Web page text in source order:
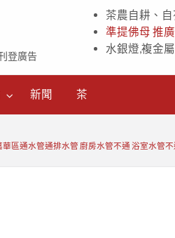
登廣告
茶農自耕、
準提佛母 推
水銀燈,複金
新聞 茶
華區通水管通排水管 廚房水管不通 浴室水管不